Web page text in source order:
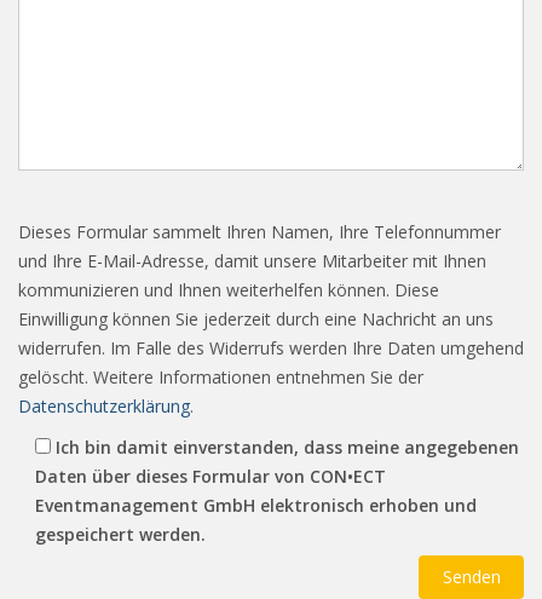
Dieses Formular sammelt Ihren Namen, Ihre Telefonnummer
und Ihre E-Mail-Adresse, damit unsere Mitarbeiter mit Ihnen
kommunizieren und Ihnen weiterhelfen können. Diese
Einwilligung können Sie jederzeit durch eine Nachricht an uns
widerrufen. Im Falle des Widerrufs werden Ihre Daten umgehend
gelöscht. Weitere Informationen entnehmen Sie der
Datenschutzerklärung.
Ich bin damit einverstanden, dass meine angegebenen
Daten über dieses Formular von CON•ECT
Eventmanagement GmbH elektronisch erhoben und
gespeichert werden.